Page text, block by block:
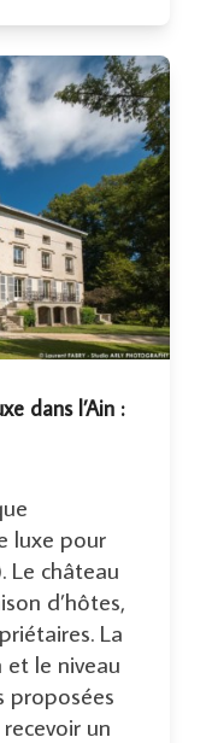
dans l’Ain :
luxe pour
Le château
d’hôtes,
La
le niveau
proposées
un